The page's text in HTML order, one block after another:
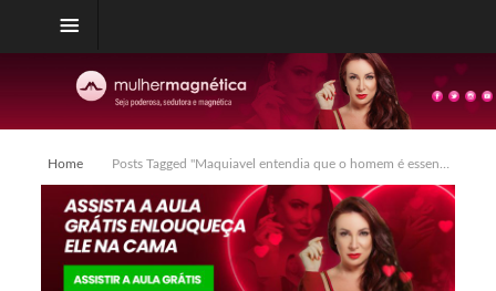
Home Posts Tagged "Maquiavel entendia que o homem é essencialmente mal"